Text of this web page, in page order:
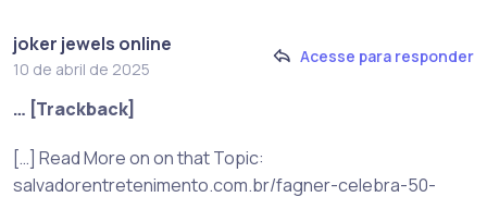
joker jewels online
10 de abril de 2025
Acesse para responder
… [Trackback]
[…] Read More on on that Topic:
salvadorentretenimento.com.br/fagner-celebra-50-